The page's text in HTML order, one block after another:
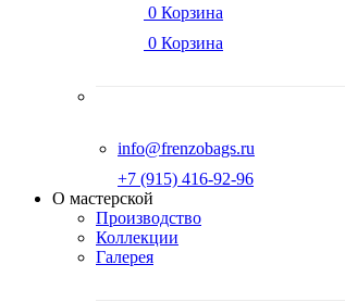
0 Корзина
0 Корзина
info@frenzobags.ru
‭+7 (915) 416-92-96
О мастерской
Производство
Коллекции
Галерея